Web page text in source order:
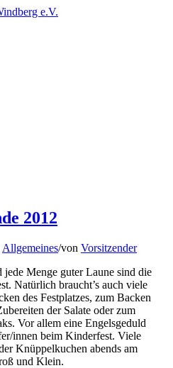
2012
Allgemeines/von Vorsitzender
Menge guter Laune sind die
Natürlich braucht’s auch viele
des Festplatzes, zum Backen
der Salate oder zum
Vor allem eine Engelsgeduld
innen beim Kinderfest. Viele
Knüppelkuchen abends am
und Klein.